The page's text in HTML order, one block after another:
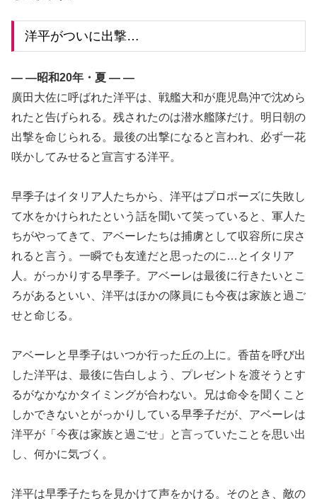
洋平がついに出撃…
— —昭和20年・夏 — —
廣田大佐に呼ばれた洋平は、戦艦大和が鹿児島沖で沈めら
れたと告げられる。残されたのは潜水艦隊だけ。明日朝の
出撃を命じられる。最後の出撃になると言われ、必ず一花
咲かしてみせると宣言する洋平。
早季子はイタリア人たちから、洋平はプロポーズに失敗し
て水をかけられたという話を聞いて笑っていると、軍人た
ちがやってきて、アベーレたちは捕虜として収容所に戻さ
れると言う。一瞬でも友達だと思ったのに…とイタリア
人。がっかりする早季子。アベーレは最後に行きたいとこ
ろがあるといい、洋平はほかの隊員にも今夜は家族と過ご
せと命じる。
アベーレと早季子はいつか行った丘の上に。香苗を呼び出
した洋平は、最後に告白しよう、プレゼントを渡そうとす
るがなかなかタイミングが合わない。兄は命令を聞くこと
しかできないとがっかりしている早季子だが、アベーレは
洋平が「今夜は家族と過ごせ」と言っていたことを思い出
し、何かに気づく。
洋平は早季子たちを見かけて声をかける。そのとき、敵の